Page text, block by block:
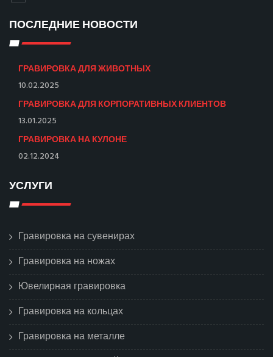
ПОСЛЕДНИЕ НОВОСТИ
ГРАВИРОВКА ДЛЯ ЖИВОТНЫХ
10.02.2025
ГРАВИРОВКА ДЛЯ КОРПОРАТИВНЫХ КЛИЕНТОВ
13.01.2025
ГРАВИРОВКА НА КУЛОНЕ
02.12.2024
УСЛУГИ
Гравировка на сувенирах
Гравировка на ножах
Ювелирная гравировка
Гравировка на кольцах
Гравировка на металле